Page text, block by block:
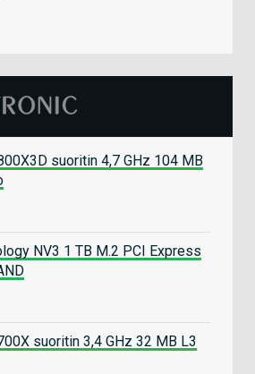
suoritin 4,7 GHz 104 MB
NV3 1 TB M.2 PCI Express
suoritin 3,4 GHz 32 MB L3